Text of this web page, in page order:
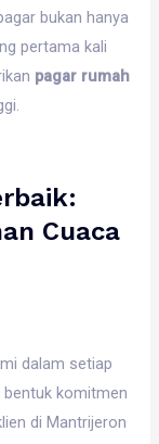
bukan hanya
pertama kali
pagar rumah
Cuaca
dalam setiap
bentuk komitmen
di Mantrijeron